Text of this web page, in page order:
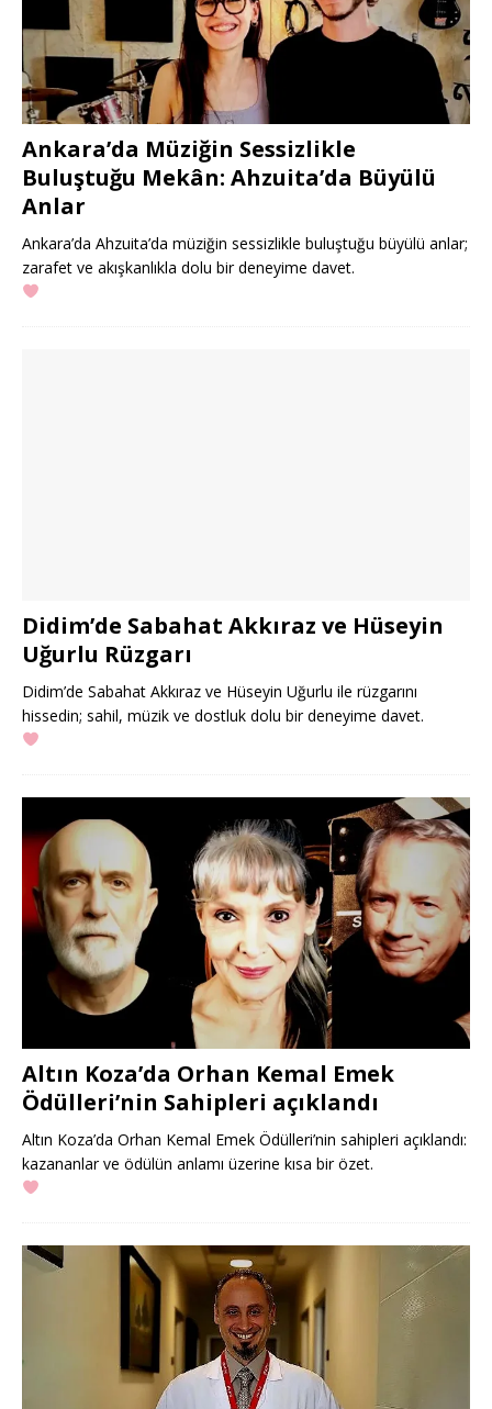
Ankara’da Müziğin Sessizlikle
Buluştuğu Mekân: Ahzuita’da Büyülü
Anlar
Ankara’da Ahzuita’da müziğin sessizlikle buluştuğu büyülü anlar;
zarafet ve akışkanlıkla dolu bir deneyime davet.
Didim’de Sabahat Akkıraz ve Hüseyin
Uğurlu Rüzgarı
Didim’de Sabahat Akkıraz ve Hüseyin Uğurlu ile rüzgarını
hissedin; sahil, müzik ve dostluk dolu bir deneyime davet.
Altın Koza’da Orhan Kemal Emek
Ödülleri’nin Sahipleri açıklandı
Altın Koza’da Orhan Kemal Emek Ödülleri’nin sahipleri açıklandı:
kazananlar ve ödülün anlamı üzerine kısa bir özet.